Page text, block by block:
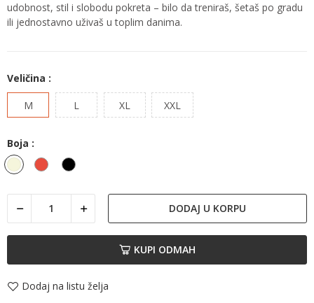
udobnost, stil i slobodu pokreta – bilo da treniraš, šetaš po gradu
ili jednostavno uživaš u toplim danima.
Veličina :
M L XL XXL
Boja :
Bež
CrvenaCrna
DODAJ U KORPU
KUPI ODMAH
Dodaj na listu želja